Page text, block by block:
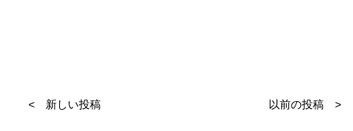
< 新しい投稿 以前の投稿 >